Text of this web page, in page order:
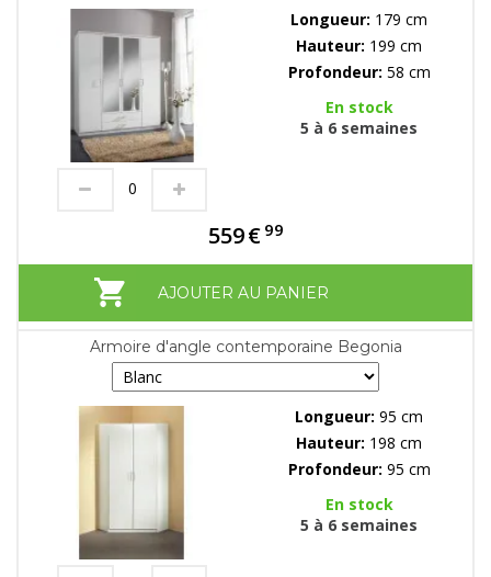
Longueur: 179 cm
Hauteur: 199 cm
Profondeur: 58 cm
En stock
5 à 6 semaines
559€ 99
AJOUTER AU PANIER
Armoire d'angle contemporaine Begonia
Longueur: 95 cm
Hauteur: 198 cm
Profondeur: 95 cm
En stock
5 à 6 semaines